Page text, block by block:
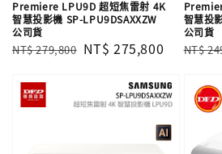
Premiere LPU9D 超短焦雷射 4K
智慧投影機 SP-LPU9DSAXXZW
公司貨
Regular
NT$ 279,800 Sale
NT$ 275,800
智慧投
公司貨
NT$